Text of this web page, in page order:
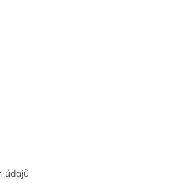
údajů